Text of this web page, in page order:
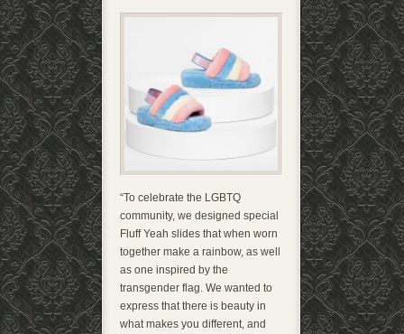
“To celebrate the LGBTQ
community, we designed special
Fluff Yeah slides that when worn
together make a rainbow, as well
as one inspired by the
transgender flag. We wanted to
express that there is beauty in
what makes you different, and